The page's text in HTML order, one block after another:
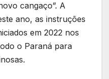
cangaço”. A
ano, as instruções
em 2022 nos
o Paraná para